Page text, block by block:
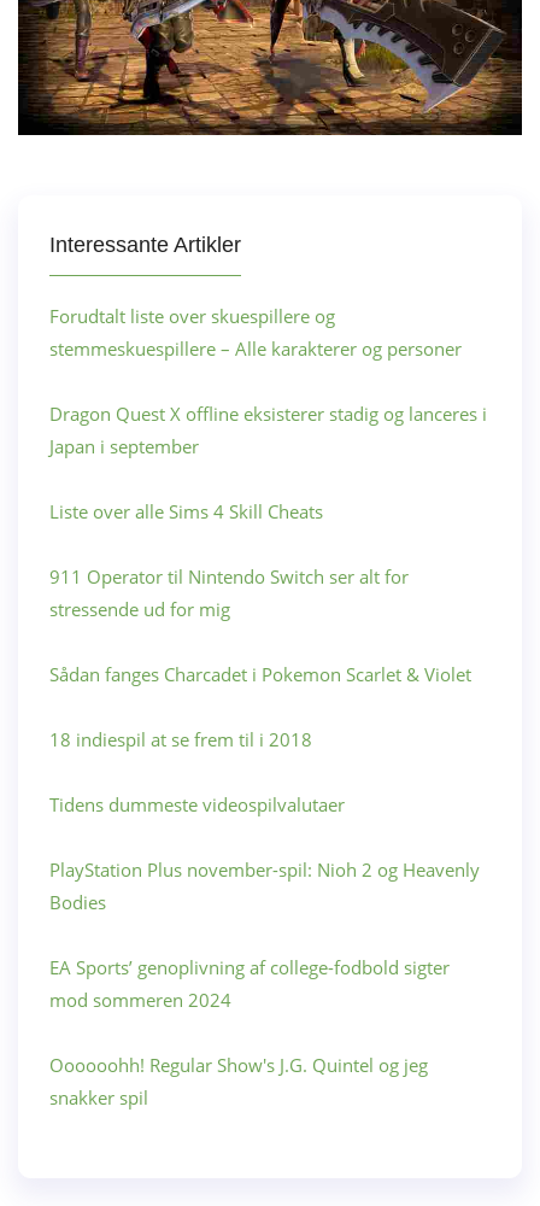
Interessante Artikler
Forudtalt liste over skuespillere og
stemmeskuespillere – Alle karakterer og personer
Dragon Quest X offline eksisterer stadig og lanceres i
Japan i september
Liste over alle Sims 4 Skill Cheats
911 Operator til Nintendo Switch ser alt for
stressende ud for mig
Sådan fanges Charcadet i Pokemon Scarlet & Violet
18 indiespil at se frem til i 2018
Tidens dummeste videospilvalutaer
PlayStation Plus november-spil: Nioh 2 og Heavenly
Bodies
EA Sports’ genoplivning af college-fodbold sigter
mod sommeren 2024
Oooooohh! Regular Show's J.G. Quintel og jeg
snakker spil